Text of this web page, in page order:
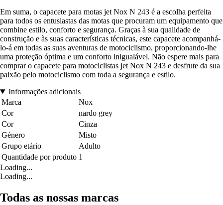
Em suma, o capacete para motas jet Nox N 243 é a escolha perfeita
para todos os entusiastas das motas que procuram um equipamento que
combine estilo, conforto e segurança. Graças à sua qualidade de
construção e às suas características técnicas, este capacete acompanhá-
lo-á em todas as suas aventuras de motociclismo, proporcionando-lhe
uma proteção óptima e um conforto inigualável. Não espere mais para
comprar o capacete para motociclistas jet Nox N 243 e desfrute da sua
paixão pelo motociclismo com toda a segurança e estilo.
Informações adicionais
Marca
Nox
Cor
nardo grey
Cor
Cinza
Género
Misto
Grupo etário
Adulto
Quantidade por produto 1
Loading...
Loading...
Todas as nossas marcas